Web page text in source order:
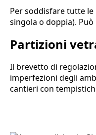
Per soddisfare tutte
singola o doppia).
Partizioni
Il brevetto di
imperfezioni degli
cantieri con